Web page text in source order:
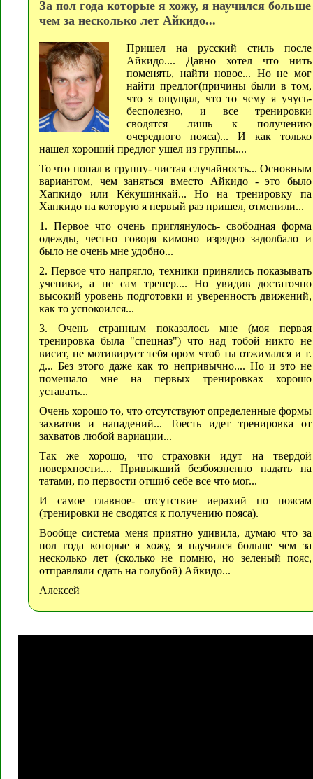
За пол года которые я хожу, я научился больше
чем за несколько лет Айкидо...
Пришел на русский стиль после
Айкидо.... Давно хотел что нить
поменять, найти новое... Но не мог
найти предлог(причины были в том,
что я ощущал, что то чему я учусь-
бесполезно, и все тренировки
сводятся лишь к получению
очередного пояса)... И как только
нашел хороший предлог ушел из группы....
То что попал в группу- чистая случайность... Основным
вариантом, чем заняться вместо Айкидо - это было
Хапкидо или Кёкушинкай... Но на тренировку па
Хапкидо на которую я первый раз пришел, отменили...
1. Первое что очень приглянулось- свободная форма
одежды, честно говоря кимоно изрядно задолбало и
было не очень мне удобно...
2. Первое что напрягло, техники принялись показывать
ученики, а не сам тренер.... Но увидив достаточно
высокий уровень подготовки и уверенность движений,
как то успокоился...
3. Очень странным показалось мне (моя первая
тренировка была "спецназ") что над тобой никто не
висит, не мотивирует тебя ором чтоб ты отжимался и т.
д... Без этого даже как то непривычно.... Но и это не
помешало мне на первых тренировках хорошо
уставать...
Очень хорошо то, что отсутствуют определенные формы
захватов и нападений... Тоесть идет тренировка от
захватов любой вариации...
Так же хорошо, что страховки идут на твердой
поверхности.... Привыкший безбоязненно падать на
татами, по первости отшиб себе все что мог...
И самое главное- отсутствие иерахий по поясам
(тренировки не сводятся к получению пояса).
Вообще система меня приятно удивила, думаю что за
пол года которые я хожу, я научился больше чем за
несколько лет (сколько не помню, но зеленый пояс,
отправляли сдать на голубой) Айкидо...
Алексей